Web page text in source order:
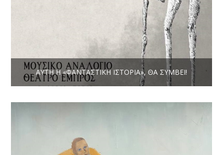
ΑΥΤΉ Η «ΦΑΝΤΑΣΤΙΚΉ ΙΣΤΟΡΊΑ», ΘΑ ΣΥΜΒΕΊ!